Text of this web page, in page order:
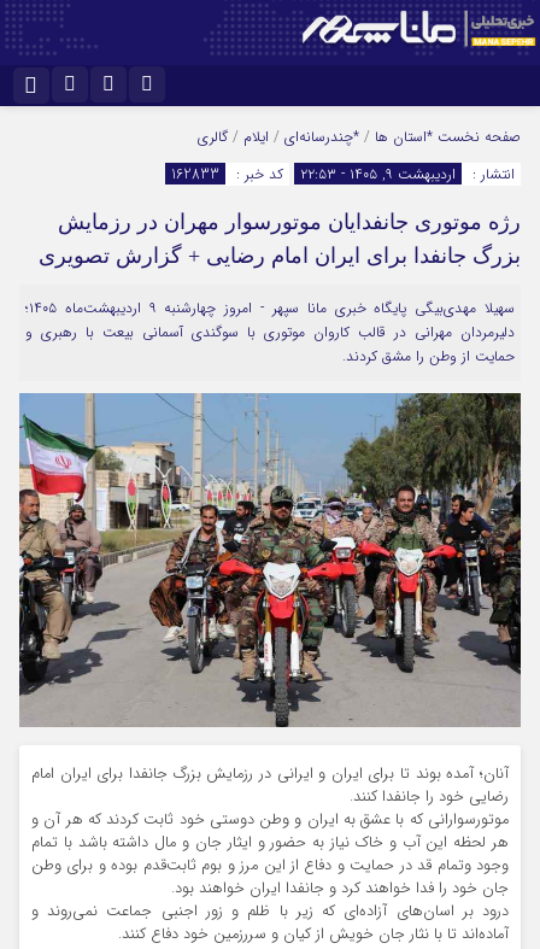
اینستاگرام تلگرام
سروش ایتا
آپارات
نام کاربری یا نشانی ایمیل
رمز عبور
مرا به خاطر بسپار
صفحه نخست *استان ها / *چندرسانه‌ای / ایلام / گالری
انتشار :
اردیبهشت ۹, ۱۴۰۵ - ۲۲:۵۳ کد خبر : 162833
رژه موتوری جانفدایان موتورسوار مهران در رزمایش
بزرگ جانفدا برای ایران امام رضایی + گزارش تصویری
سهیلا مهدی‌بیگی پایگاه خبری مانا سپهر - امروز چهارشنبه ۹ اردیبهشت‌ماه ۱۴۰۵؛
دلیرمردان مهرانی در قالب کاروان موتوری با سوگندی آسمانی بیعت با رهبری و
حمایت از وطن را مشق کردند.
آنان؛ آمده بوند تا برای ایران و ایرانی در رزمایش بزرگ جانفدا برای ایران امام
رضایی خود را جانفدا کنند.
موتورسوارانی که با عشق به ایران و وطن دوستی خود ثابت کردند که هر آن و
هر لحظه این آب و خاک نیاز به حضور و ایثار جان و مال داشته باشد با تمام
وجود وتمام قد در حمایت و دفاع از این مرز و بوم ثابت‌قدم بوده و برای وطن
جان خود را فدا خواهند کرد و جانفدا ایران خواهند بود.
درود بر اسان‌های آزاده‌ای که زیر با ظلم و زور اجنبی جماعت نمی‌روند و
آماده‌اند تا با نثار جان خویش از کیان و سررزمین خود دفاع کنند.